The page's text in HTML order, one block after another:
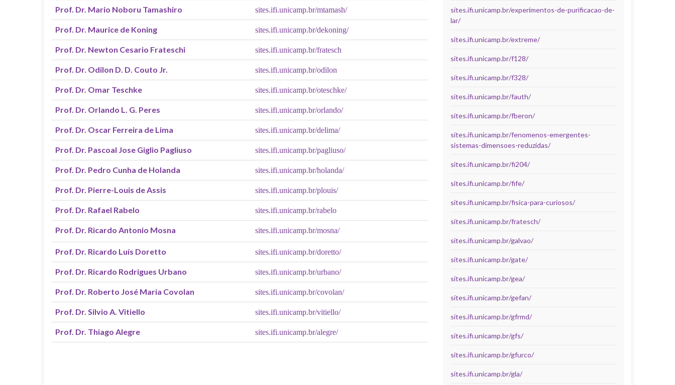
Prof. Dr. Mario Noboru Tamashiro sites.ifi.unicamp.br/mtamash/
Prof. Dr. Maurice de Koning sites.ifi.unicamp.br/dekoning/
Prof. Dr. Newton Cesario Frateschi sites.ifi.unicamp.br/fratesch
Prof. Dr. Odilon D. D. Couto Jr. sites.ifi.unicamp.br/odilon
Prof. Dr. Omar Teschke sites.ifi.unicamp.br/oteschke/
Prof. Dr. Orlando L. G. Peres sites.ifi.unicamp.br/orlando/
Prof. Dr. Oscar Ferreira de Lima sites.ifi.unicamp.br/delima/
Prof. Dr. Pascoal Jose Giglio Pagliuso sites.ifi.unicamp.br/pagliuso/
Prof. Dr. Pedro Cunha de Holanda sites.ifi.unicamp.br/holanda/
Prof. Dr. Pierre-Louis de Assis sites.ifi.unicamp.br/plouis/
Prof. Dr. Rafael Rabelo sites.ifi.unicamp.br/rabelo
Prof. Dr. Ricardo Antonio Mosna sites.ifi.unicamp.br/mosna/
Prof. Dr. Ricardo Luís Doretto sites.ifi.unicamp.br/doretto/
Prof. Dr. Ricardo Rodrigues Urbano sites.ifi.unicamp.br/urbano/
Prof. Dr. Roberto José Maria Covolan sites.ifi.unicamp.br/covolan/
Prof. Dr. Silvio A. Vitiello sites.ifi.unicamp.br/vitiello/
Prof. Dr. Thiago Alegre sites.ifi.unicamp.br/alegre/
sites.ifi.unicamp.br/experimentos-de-purificacao-de-
lar/
sites.ifi.unicamp.br/extreme/
sites.ifi.unicamp.br/f128/
sites.ifi.unicamp.br/f328/
sites.ifi.unicamp.br/fauth/
sites.ifi.unicamp.br/fberon/
sites.ifi.unicamp.br/fenomenos-emergentes-
sistemas-dimensoes-reduzidas/
sites.ifi.unicamp.br/fi204/
sites.ifi.unicamp.br/fife/
sites.ifi.unicamp.br/fisica-para-curiosos/
sites.ifi.unicamp.br/fratesch/
sites.ifi.unicamp.br/galvao/
sites.ifi.unicamp.br/gate/
sites.ifi.unicamp.br/gea/
sites.ifi.unicamp.br/gefan/
sites.ifi.unicamp.br/gfrmd/
sites.ifi.unicamp.br/gfs/
sites.ifi.unicamp.br/gfurco/
sites.ifi.unicamp.br/gla/